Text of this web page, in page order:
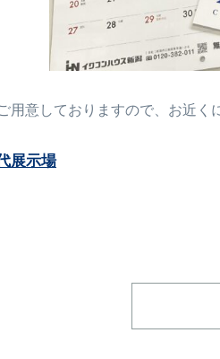
用意しておりますので、お近
展示場